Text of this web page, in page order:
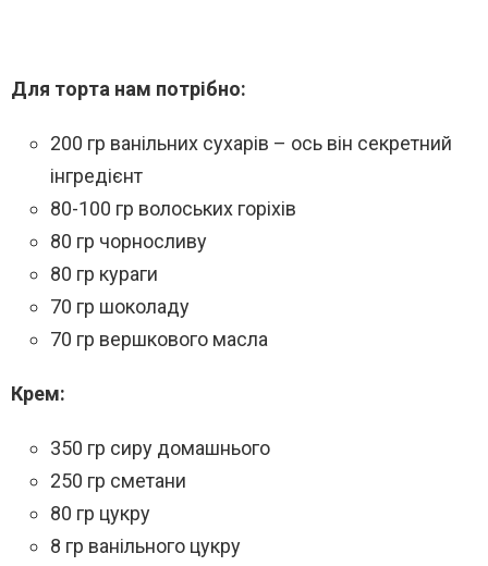
Для торта нам потрібно:
200 гр ванільних сухарів – ось він секретний
інгредієнт
80-100 гр волоських горіхів
80 гр чорносливу
80 гр кураги
70 гр шоколаду
70 гр вершкового масла
Крем:
350 гр сиру домашнього
250 гр сметани
80 гр цукру
8 гр ванільного цукру